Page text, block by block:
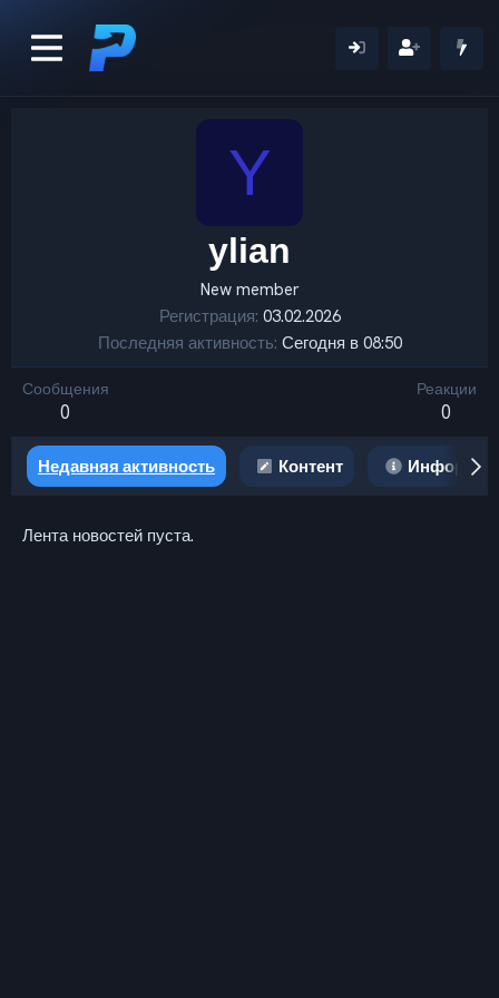
Y
ylian
New member
Регистрация 03.02.2026
Последняя активность Сегодня в 08:50
Сообщения
0
Реакции
0
Недавняя активность Контент
Лента новостей пуста.